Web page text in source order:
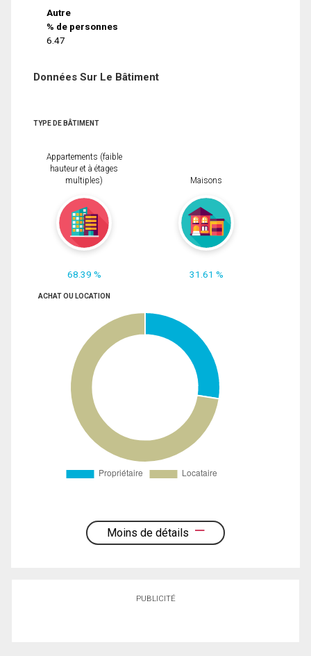
Autre
% de personnes
6.47
Données Sur Le Bâtiment
TYPE DE BÂTIMENT
Appartements (faible
hauteur et à étages
multiples)
68.39 %
Maisons
31.61 %
ACHAT OU LOCATION
Moins de détails
PUBLICITÉ